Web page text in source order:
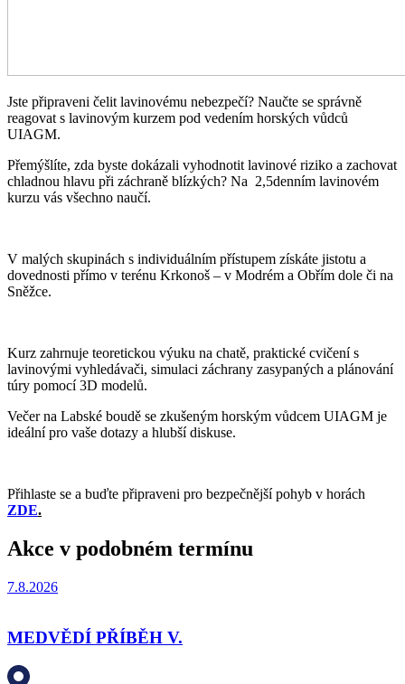
Jste připraveni čelit lavinovému nebezpečí? Naučte se správně
reagovat s lavinovým kurzem pod vedením horských vůdců
UIAGM.
Přemýšlíte, zda byste dokázali vyhodnotit lavinové riziko a zachovat
chladnou hlavu při záchraně blízkých? Na 2,5denním lavinovém
kurzu vás všechno naučí.
V malých skupinách s individuálním přístupem získáte jistotu a
dovednosti přímo v terénu Krkonoš – v Modrém a Obřím dole či na
Sněžce.
Kurz zahrnuje teoretickou výuku na chatě, praktické cvičení s
lavinovými vyhledávači, simulaci záchrany zasypaných a plánování
túry pomocí 3D modelů.
Večer na Labské boudě se zkušeným horským vůdcem UIAGM je
ideální pro vaše dotazy a hlubší diskuse.
Přihlaste se a buďte připraveni pro bezpečnější pohyb v horách
ZDE.
Akce v podobném termínu
7.8.2026
MEDVĚDÍ PŘÍBĚH V.